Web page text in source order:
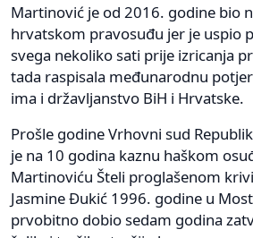
Martinović je od 2016. godine bio
hrvatskom pravosuđu jer je uspio
svega nekoliko sati prije izricanja
tada raspisala međunarodnu
ima i državljanstvo BiH i Hrvatske.
Prošle godine Vrhovni sud
je na 10 godina kaznu haškom
Martinoviću Šteli proglašenom
Jasmine Đukić 1996. godine u
prvobitno dobio sedam godina